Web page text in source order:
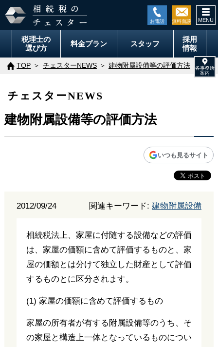
税理士の
選び方
料金プラン スタッフ
採用
情報
TOP チェスターNEWS 建物附属設備等の評価方法
チェスターNEWS
建物附属設備等の評価方法
いつも見るサイト
2012/09/24 関連キーワード:建物附属設備
相続税法上、家屋に付随する設備などの評価
は、家屋の価額に含めて評価するものと、家
屋の価額とは分けて独立した財産として評価
するものとに区分されます。
(1) 家屋の価額に含めて評価するもの
家屋の所有者が有する附属設備等のうち、そ
の家屋と構造上一体となっているものについ